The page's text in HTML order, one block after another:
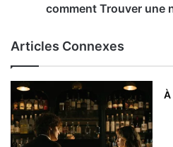
comment Trouver une
Articles Connexes
À